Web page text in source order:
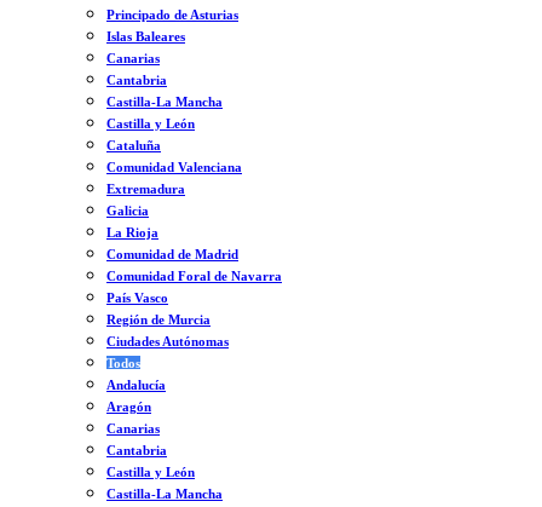
Principado de Asturias
Islas Baleares
Canarias
Cantabria
Castilla-La Mancha
Castilla y León
Cataluña
Comunidad Valenciana
Extremadura
Galicia
La Rioja
Comunidad de Madrid
Comunidad Foral de Navarra
País Vasco
Región de Murcia
Ciudades Autónomas
Todos
Andalucía
Aragón
Canarias
Cantabria
Castilla y León
Castilla-La Mancha